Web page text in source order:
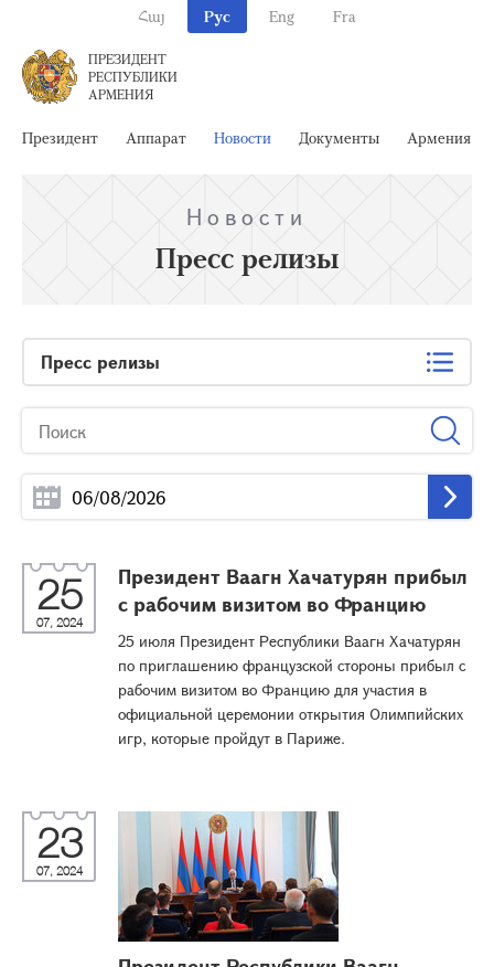
Հայ Рус Eng Fra
ПРЕЗИДЕНТ
РЕСПУБЛИКИ
АРМЕНИЯ
Президент Аппарат Новости Документы Армения
Новости
Пресс релизы
Пресс релизы
25
07, 2024
Президент Ваагн Хачатурян прибыл
с рабочим визитом во Францию
25 июля Президент Республики Ваагн Хачатурян
по приглашению французской стороны прибыл с
рабочим визитом во Францию для участия в
официальной церемонии открытия Олимпийских
игр, которые пройдут в Париже.
23
07, 2024